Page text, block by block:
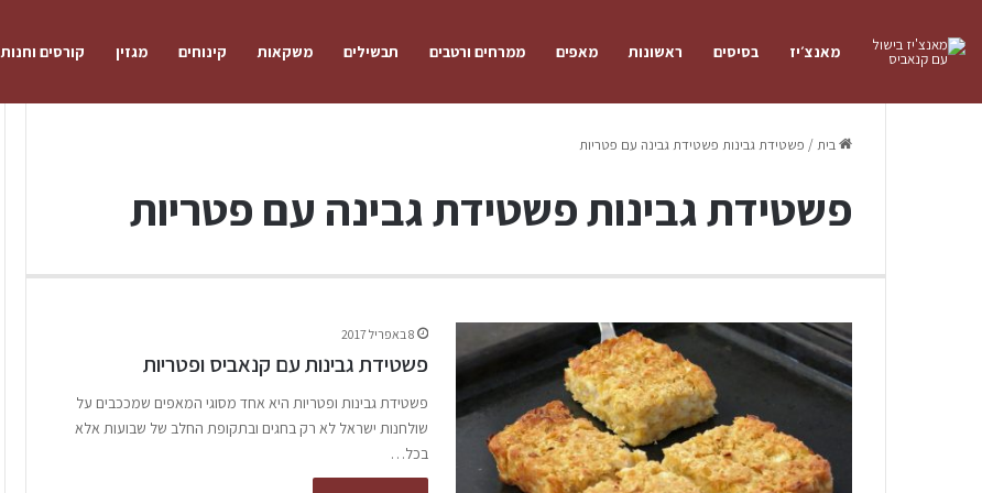
מאנצ׳יז בסיסים ראשונות מאפים ממרחים ורטבים תבשילים משקאות קינוחים מגזין קורסים וחנות
בית/ פשטידת גבינות פשטידת גבינה עם פטריות
פשטידת גבינות פשטידת גבינה עם פטריות
8 באפריל 2017
פשטידת גבינות עם קנאביס ופטריות
פשטידת גבינות ופטריות היא אחד מסוגי המאפים שמככבים על
שולחנות ישראל לא רק בחגים ובתקופת החלב של שבועות אלא
בכל…